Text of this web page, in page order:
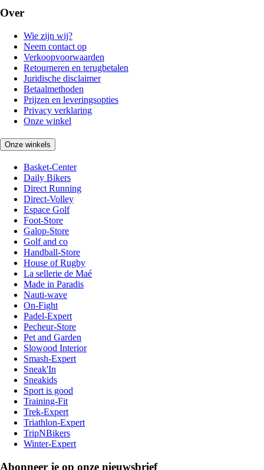
Over
Wie zijn wij?
Neem contact op
Verkoopvoorwaarden
Retourneren en terugbetalen
Juridische disclaimer
Betaalmethoden
Prijzen en leveringsopties
Privacy verklaring
Onze winkel
Onze winkels
Basket-Center
Daily Bikers
Direct Running
Direct-Volley
Espace Golf
Foot-Store
Galop-Store
Golf and co
Handball-Store
House of Rugby
La sellerie de Maé
Made in Paradis
Nauti-wave
On-Fight
Padel-Expert
Pecheur-Store
Pet and Garden
Slowood Interior
Smash-Expert
Sneak'In
Sneakids
Sport is good
Training-Fit
Trek-Expert
Triathlon-Expert
TripNBikers
Winter-Expert
Abonneer je op onze nieuwsbrief